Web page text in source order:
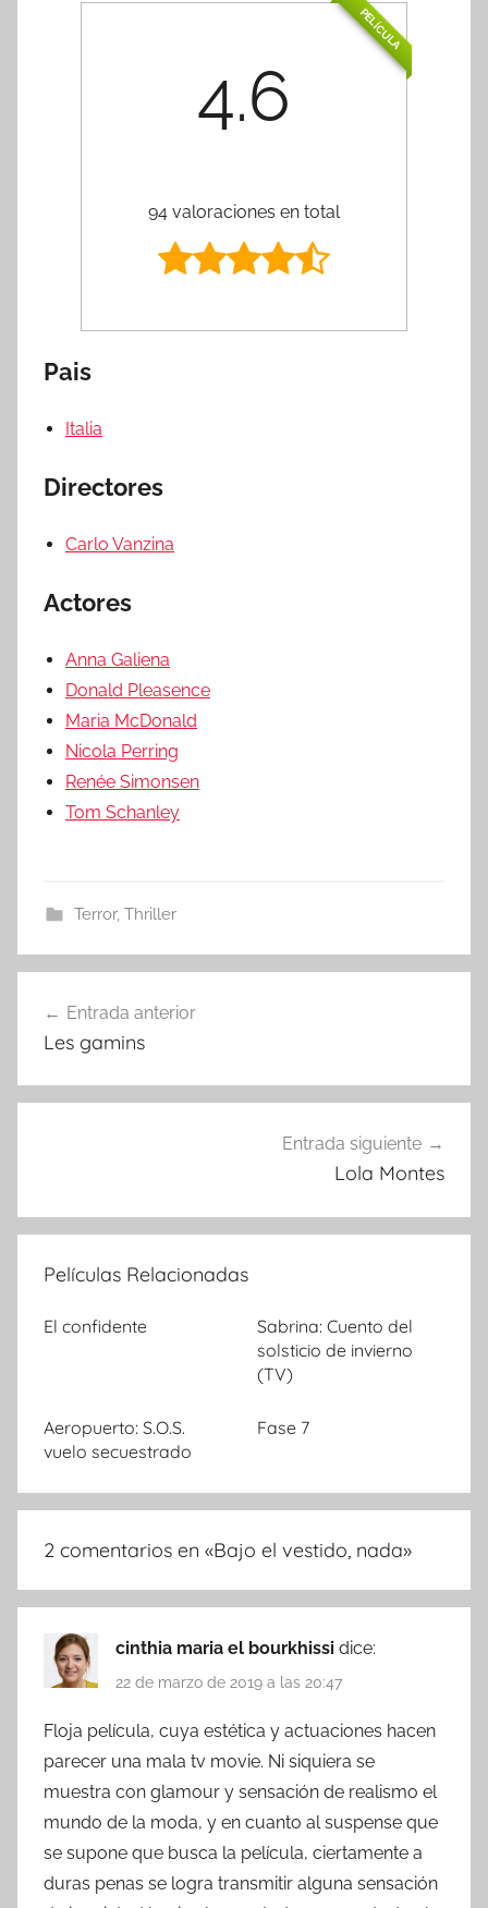
PELÍCULA
4.6
94 valoraciones en total
Pais
Italia
Directores
Carlo Vanzina
Actores
Anna Galiena
Donald Pleasence
Maria McDonald
Nicola Perring
Renée Simonsen
Tom Schanley
Terror, Thriller
Navegación
de
entradas
Entrada anterior
Les gamins
Entrada siguiente
Lola Montes
Películas Relacionadas
El confidente
Sabrina: Cuento del
solsticio de invierno
(TV)
Aeropuerto: S.O.S.
vuelo secuestrado
Fase 7
2 comentarios en «Bajo el vestido, nada»
cinthia maria el bourkhissi dice:
22 de marzo de 2019 a las 20:47
Floja película, cuya estética y actuaciones hacen
parecer una mala tv movie. Ni siquiera se
muestra con glamour y sensación de realismo el
mundo de la moda, y en cuanto al suspense que
se supone que busca la película, ciertamente a
duras penas se logra transmitir alguna sensación